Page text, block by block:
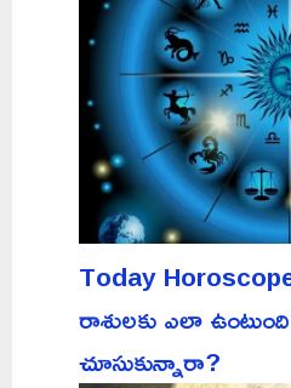
Today
రాశులకు ఎలా
చూసుకున్నారా?